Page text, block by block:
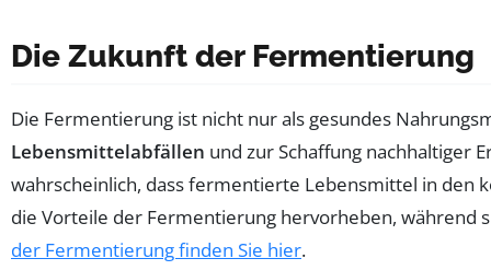
Die Zukunft der Fermentierung
Die Fermentierung ist nicht nur als gesundes
Lebensmittelabfällen und zur Schaffung nachhaltiger
wahrscheinlich, dass fermentierte Lebensmittel in den
die Vorteile der Fermentierung hervorheben, während
der Fermentierung finden Sie hier.